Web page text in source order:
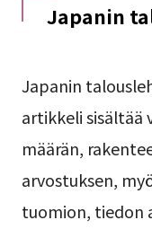
Japanin
Japanin
artikkeli sisältää
määrän,
arvostuksen,
tuomion, tiedon